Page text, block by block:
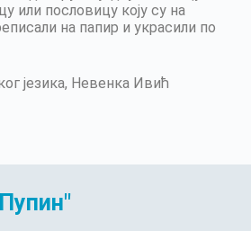
или пословицу коју су на
на папир и украсили по
језика, Невенка Ивић